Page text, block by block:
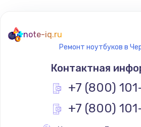
note-iq.ru
Ремонт ноутбуков в
Контактная
+7 (800)
+7 (800)